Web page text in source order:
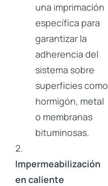
una imprimación
específica para
garantizar la
adherencia del
sistema sobre
superficies como
hormigón, metal
o membranas
bituminosas.
Impermeabilización
en caliente